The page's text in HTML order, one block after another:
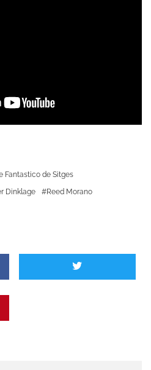
Fantastico de Sitges
Dinklage
Reed Morano